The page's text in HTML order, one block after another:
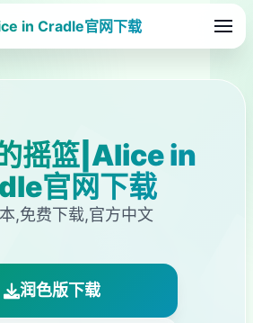
in Cradle官网下载
摇篮|Alice in
官网下载
,免费下载,官方中文
润色版下载